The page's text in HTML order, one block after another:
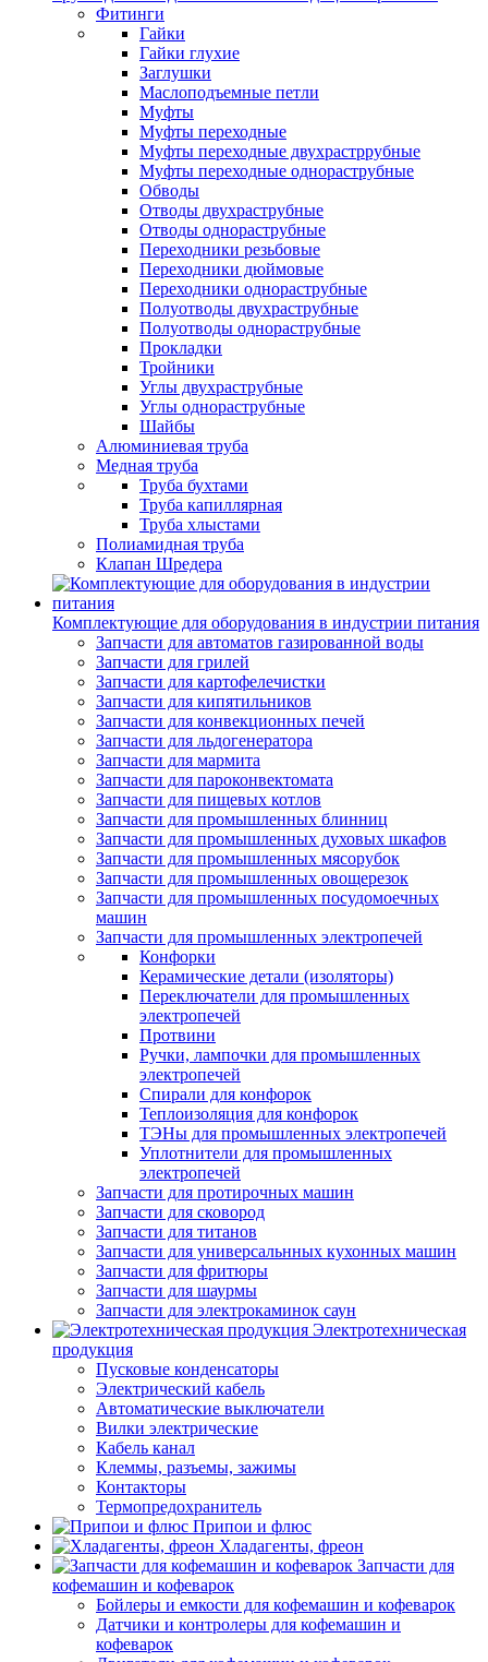
Фитинги
Гайки
Гайки глухие
Заглушки
Маслоподъемные петли
Муфты
Муфты переходные
Муфты переходные двухрастррубные
Муфты переходные однораструбные
Обводы
Отводы двухраструбные
Отводы однораструбные
Переходники резьбовые
Переходники дюймовые
Переходники однораструбные
Полуотводы двухраструбные
Полуотводы однораструбные
Прокладки
Тройники
Углы двухраструбные
Углы однораструбные
Шайбы
Алюминиевая труба
Медная труба
Труба бухтами
Труба капиллярная
Труба хлыстами
Полиамидная труба
Клапан Шредера
Комплектующие для оборудования в индустрии питания
Запчасти для автоматов газированной воды
Запчасти для грилей
Запчасти для картофелечистки
Запчасти для кипятильников
Запчасти для конвекционных печей
Запчасти для льдогенератора
Запчасти для мармита
Запчасти для пароконвектомата
Запчасти для пищевых котлов
Запчасти для промышленных блинниц
Запчасти для промышленных духовых шкафов
Запчасти для промышленных мясорубок
Запчасти для промышленных овощерезок
Запчасти для промышленных посудомоечных
машин
Запчасти для промышленных электропечей
Конфорки
Керамические детали (изоляторы)
Переключатели для промышленных
электропечей
Протвини
Ручки, лампочки для промышленных
электропечей
Спирали для конфорок
Теплоизоляция для конфорок
ТЭНы для промышленных электропечей
Уплотнители для промышленных
электропечей
Запчасти для протирочных машин
Запчасти для сковород
Запчасти для титанов
Запчасти для универсальнных кухонных машин
Запчасти для фритюры
Запчасти для шаурмы
Запчасти для электрокаминок саун
Электротехническая
продукция
Пусковые конденсаторы
Электрический кабель
Автоматические выключатели
Вилки электрические
Кабель канал
Клеммы, разъемы, зажимы
Контакторы
Термопредохранитель
Припои и флюс
Хладагенты, фреон
Запчасти для
кофемашин и кофеварок
Бойлеры и емкости для кофемашин и кофеварок
Датчики и контролеры для кофемашин и
кофеварок